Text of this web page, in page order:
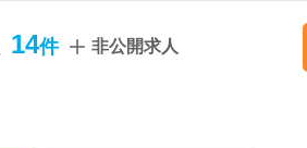
14 非公開求人